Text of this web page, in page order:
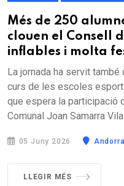
Més de 250
clouen el Consell
inflables i molta
La jornada ha servit
curs de les escoles
que espera la participació
Comunal Joan Samarra Vila
05 Juny 2026
LLEGIR MÉS